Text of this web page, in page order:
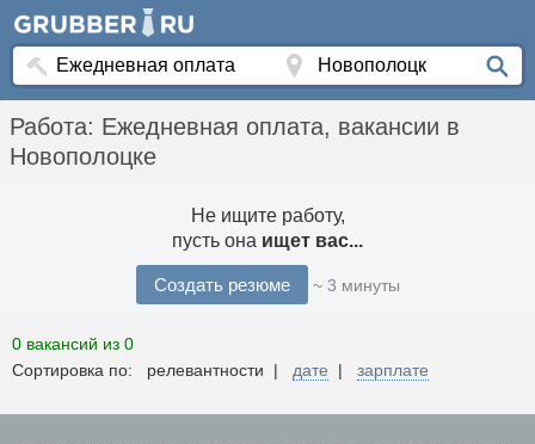
Работа: Ежедневная оплата, вакансии в
Новополоцке
Не ищите работу,
пусть она ищет вас...
Создать резюме ~ 3 минуты
0 вакансий из 0
Сортировка по: релевантности | дате | зарплате